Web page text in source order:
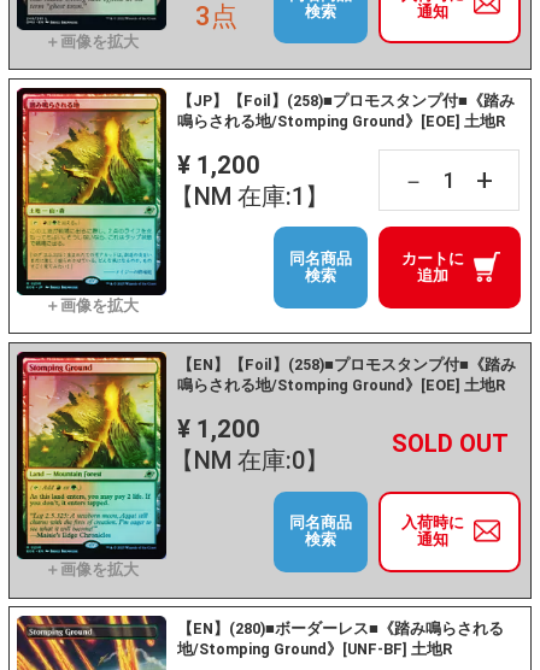
通知
3点
検索
【JP】【Foil】(258)■プロモスタンプ付■《踏み
鳴らされる地/Stomping Ground》[EOE] 土地R
¥ 1,200
【NM 在庫:1】
－ +
カートに
追加
同名商品
検索
【EN】【Foil】(258)■プロモスタンプ付■《踏み
鳴らされる地/Stomping Ground》[EOE] 土地R
¥ 1,200
【NM 在庫:0】
－ +
入荷時に
通知
同名商品
検索
【EN】(280)■ボーダーレス■《踏み鳴らされる
地/Stomping Ground》[UNF-BF] 土地R